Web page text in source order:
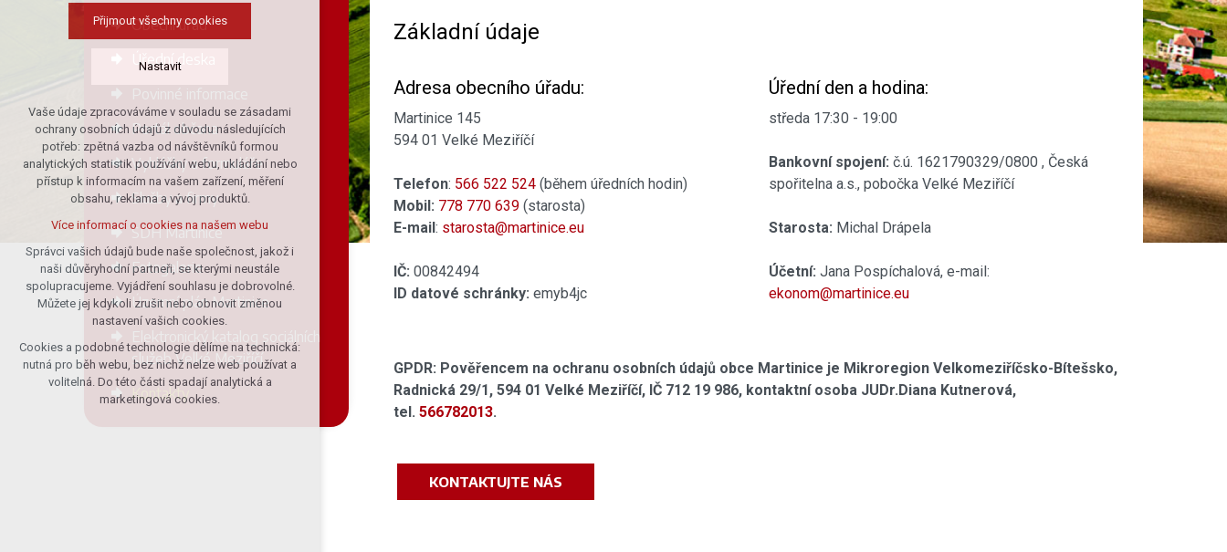
Základní údaje
Adresa obecního úřadu:
Martinice 145
594 01 Velké Meziříčí
Telefon: 566 522 524 (během úředních hodin)
Mobil: 778 770 639 (starosta)
E-mail: starosta@martinice.eu
IČ: 00842494
ID datové schránky: emyb4jc
Úřední den a hodina:
středa 17:30 - 19:00
Bankovní spojení: č.ú. 1621790329/0800 , Česká
spořitelna a.s., pobočka Velké Meziříčí
Starosta: Michal Drápela
Účetní: Jana Pospíchalová, e-mail:
ekonom@martinice.eu
GPDR: Pověřencem na ochranu osobních údajů obce Martinice je Mikroregion Velkomeziříčsko-Bítešsko,
Radnická 29/1, 594 01 Velké Meziříčí, IČ 712 19 986, kontaktní osoba JUDr.Diana Kutnerová,
tel.566782013.
KONTAKTUJTE NÁS
Obecní úřad
Úřední deska
Portál občana
Vyhlášky a formuláře
Služby a firmy
SDH Martinice
Fotogalerie
Územní plán Martinice
služeb Velké Meziříčí
Kontakty
Přijmout všechny cookies
Nastavit
Technická cookies
nutná pro provozování webu
udržení kontextu stránek (session):
případná přihlášení, volby jazyka, apod.
Volitelná cookies
analytická pro anonymizované
vyhodnocení návštěvnosti
marketingová cookies (Google)
Více informací o cookies na našem webu
Přijmout všechny cookies
Odmítnout vše
Vaše údaje zpracováváme v souladu se zásadami
ochrany osobních údajů z důvodu následujících
potřeb: zpětná vazba od návštěvníků formou
analytických statistik používání webu, ukládání nebo
přístup k informacím na vašem zařízení, měření
obsahu, reklama a vývoj produktů.
Více informací o cookies na našem webu
Správci vašich údajů bude naše společnost, jakož i
naši důvěryhodní partneři, se kterými neustále
spolupracujeme. Vyjádření souhlasu je dobrovolné.
Můžete jej kdykoli zrušit nebo obnovit změnou
nastavení vašich cookies.
Cookies a podobné technologie dělíme na technická:
nutná pro běh webu, bez nichž nelze web používat a
volitelná. Do této části spadají analytická a
marketingová cookies.